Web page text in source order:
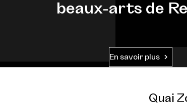
beaux-arts de
En savoir plus
Quai